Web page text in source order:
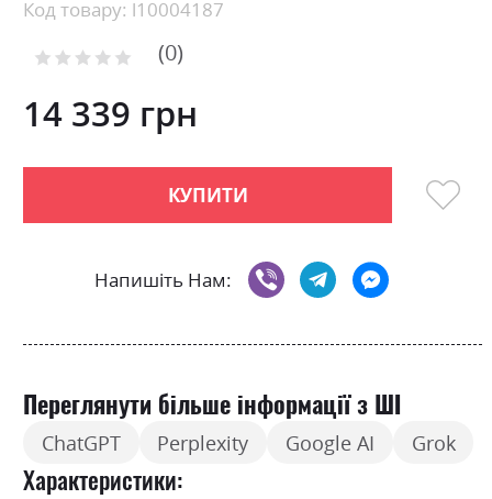
Skip
the
of
the
gallery
Код товару: l10004187
Рейтинг: 0
14 339 грн
КУПИТИ
Напишіть Нам:
Переглянути більше інформації з ШІ
ChatGPT Perplexity Google AI Grok
Характеристики